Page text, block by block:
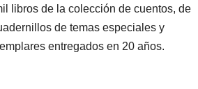
libros de la colección de cuentos, de
de temas especiales y
entregados en 20 años.